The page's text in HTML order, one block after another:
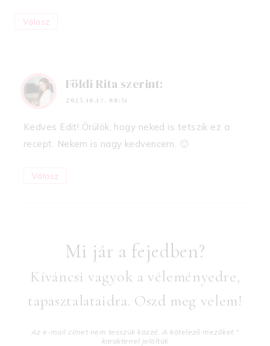
Válasz
Földi Rita szerint:
2025.10.17. 08:51
Kedves Edit! Örülök, hogy neked is tetszik ez a
recept. Nekem is nagy kedvencem. 🙂
Válasz
Mi jár a fejedben?
Kíváncsi vagyok a véleményedre,
tapasztalataidra. Oszd meg velem!
Az e-mail címet nem tesszük közzé. A kötelező mezőket *
karakterrel jelöltük